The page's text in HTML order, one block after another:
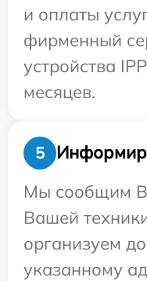
и оплаты
фирменный
устройства
месяцев.
5
Мы сообщим
Вашей
организуем
указанному